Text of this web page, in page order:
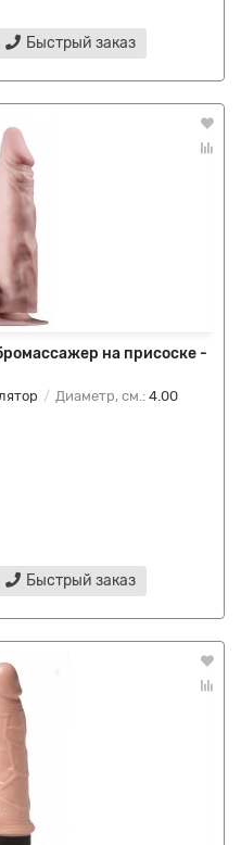
Быстрый заказ
на присоске -
Диаметр, см.: 4.00
Быстрый заказ